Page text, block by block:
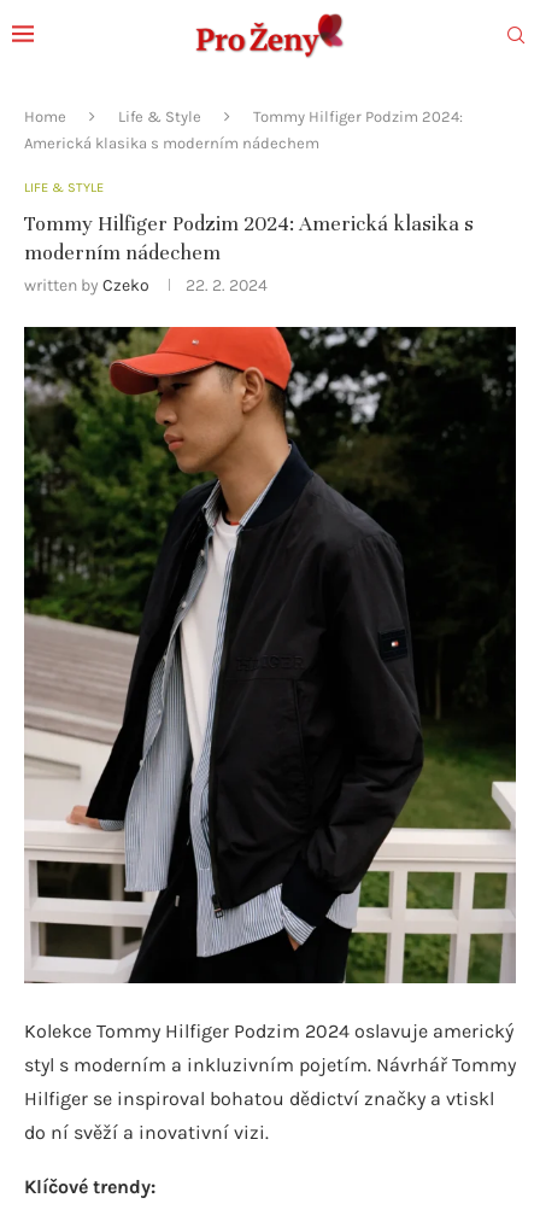
Home Life & Style
Tommy Hilfiger Podzim 2024:
Americká klasika s moderním nádechem
LIFE & STYLE
Tommy Hilfiger Podzim 2024: Americká klasika s
moderním nádechem
written by Czeko 22. 2. 2024
Kolekce Tommy Hilfiger Podzim 2024 oslavuje americký
styl s moderním a inkluzivním pojetím. Návrhář Tommy
Hilfiger se inspiroval bohatou dědictví značky a vtiskl
do ní svěží a inovativní vizi.
Klíčové trendy: